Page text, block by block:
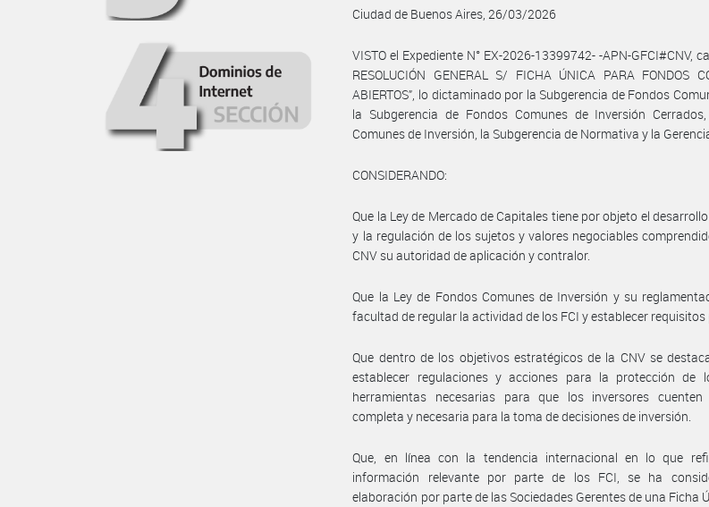
Ciudad de Buenos Aires, 26/03/2026
VISTO el Expediente N° EX-2026-13399742- -APN-GFCI#CNV,
RESOLUCIÓN GENERAL S/ FICHA ÚNICA PARA FONDOS
ABIERTOS”, lo dictaminado por la Subgerencia de Fondos
la Subgerencia de Fondos Comunes de Inversión
Comunes de Inversión, la Subgerencia de Normativa y la
CONSIDERANDO:
Que la Ley de Mercado de Capitales tiene por objeto el
y la regulación de los sujetos y valores negociables
CNV su autoridad de aplicación y contralor.
Que la Ley de Fondos Comunes de Inversión y su
facultad de regular la actividad de los FCI y establecer
Que dentro de los objetivos estratégicos de la CNV se
establecer regulaciones y acciones para la protección de
herramientas necesarias para que los inversores
completa y necesaria para la toma de decisiones de inversión.
Que, en línea con la tendencia internacional en lo que
información relevante por parte de los FCI, se ha
elaboración por parte de las Sociedades Gerentes de una Ficha